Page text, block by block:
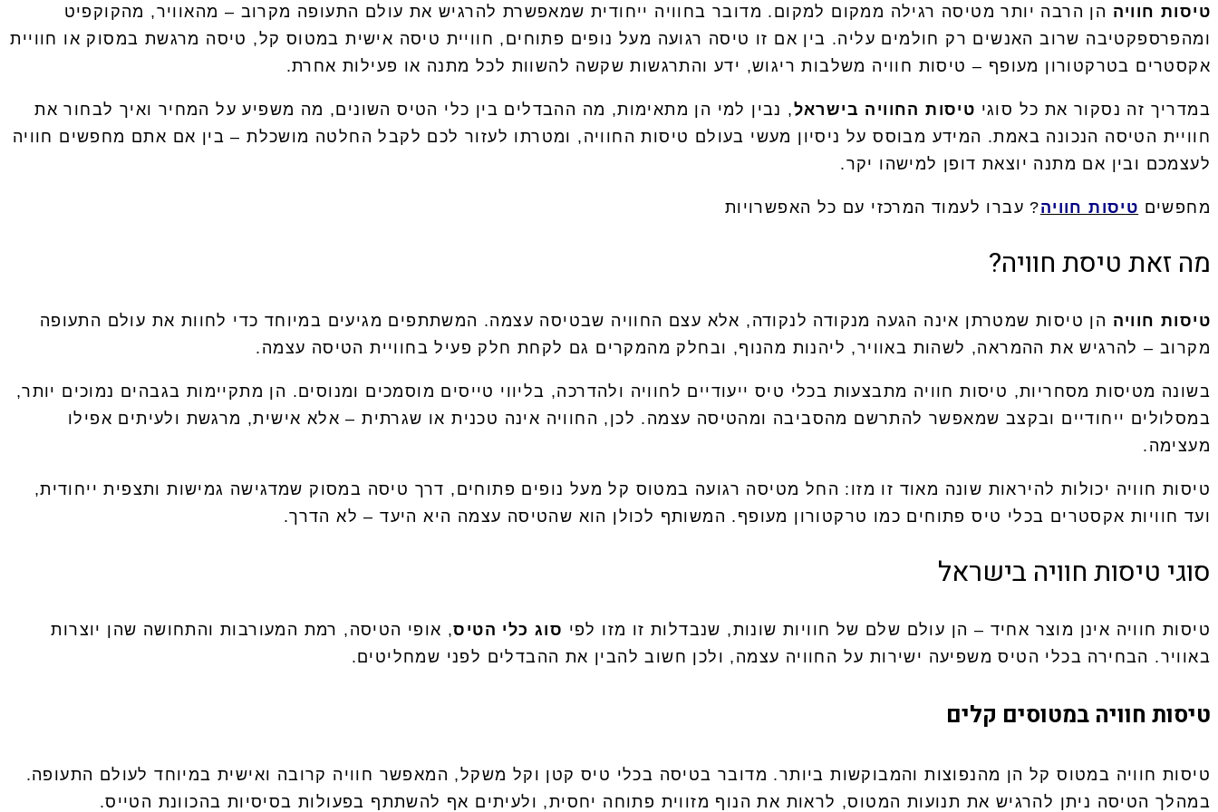
טיסות חוויה הן הרבה יותר מטיסה רגילה ממקום למקום. מדובר בחוויה ייחודית שמאפשרת להרגיש את עולם התעופה מקרוב – מהאוויר, מהקוקפיט
ומהפרספקטיבה שרוב האנשים רק חולמים עליה. בין אם זו טיסה רגועה מעל נופים פתוחים, חוויית טיסה אישית במטוס קל, טיסה מרגשת במסוק או חוויית
אקסטרים בטרקטורון מעופף – טיסות חוויה משלבות ריגוש, ידע והתרגשות שקשה להשוות לכל מתנה או פעילות אחרת.
במדריך זה נסקור את כל סוגי טיסות החוויה בישראל, נבין למי הן מתאימות, מה ההבדלים בין כלי הטיס השונים, מה משפיע על המחיר ואיך לבחור את
חוויית הטיסה הנכונה באמת. המידע מבוסס על ניסיון מעשי בעולם טיסות החוויה, ומטרתו לעזור לכם לקבל החלטה מושכלת – בין אם אתם מחפשים חוויה
לעצמכם ובין אם מתנה יוצאת דופן למישהו יקר.
מחפשים טיסות חוויה? עברו לעמוד המרכזי עם כל האפשרויות
מה זאת טיסת חוויה?
טיסות חוויה הן טיסות שמטרתן אינה הגעה מנקודה לנקודה, אלא עצם החוויה שבטיסה עצמה. המשתתפים מגיעים במיוחד כדי לחוות את עולם התעופה
מקרוב – להרגיש את ההמראה, לשהות באוויר, ליהנות מהנוף, ובחלק מהמקרים גם לקחת חלק פעיל בחוויית הטיסה עצמה.
בשונה מטיסות מסחריות, טיסות חוויה מתבצעות בכלי טיס ייעודיים לחוויה ולהדרכה, בליווי טייסים מוסמכים ומנוסים. הן מתקיימות בגבהים נמוכים יותר,
במסלולים ייחודיים ובקצב שמאפשר להתרשם מהסביבה ומהטיסה עצמה. לכן, החוויה אינה טכנית או שגרתית – אלא אישית, מרגשת ולעיתים אפילו
מעצימה.
טיסות חוויה יכולות להיראות שונה מאוד זו מזו: החל מטיסה רגועה במטוס קל מעל נופים פתוחים, דרך טיסה במסוק שמדגישה גמישות ותצפית ייחודית,
ועד חוויות אקסטרים בכלי טיס פתוחים כמו טרקטורון מעופף. המשותף לכולן הוא שהטיסה עצמה היא היעד – לא הדרך.
סוגי טיסות חוויה בישראל
טיסות חוויה אינן מוצר אחיד – הן עולם שלם של חוויות שונות, שנבדלות זו מזו לפי סוג כלי הטיס, אופי הטיסה, רמת המעורבות והתחושה שהן יוצרות
באוויר. הבחירה בכלי הטיס משפיעה ישירות על החוויה עצמה, ולכן חשוב להבין את ההבדלים לפני שמחליטים.
טיסות חוויה במטוסים קלים
טיסות חוויה במטוס קל הן מהנפוצות והמבוקשות ביותר. מדובר בטיסה בכלי טיס קטן וקל משקל, המאפשר חוויה קרובה ואישית במיוחד לעולם התעופה.
במהלך הטיסה ניתן להרגיש את תנועות המטוס, לראות את הנוף מזווית פתוחה יחסית, ולעיתים אף להשתתף בפעולות בסיסיות בהכוונת הטייס.